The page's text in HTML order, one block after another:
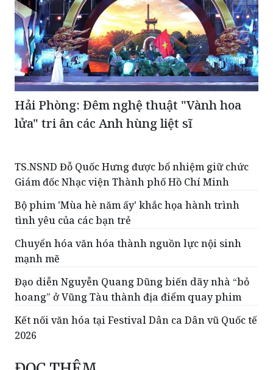
Hải Phòng: Đêm nghệ thuật "Vành hoa
lửa" tri ân các Anh hùng liệt sĩ
TS.NSND Đỗ Quốc Hưng được bổ nhiệm giữ chức
Bộ phim 'Mùa hè năm ấy' khắc họa hành trình
tình yêu của các bạn trẻ
Chuyển hóa văn hóa thành nguồn lực nội sinh
mạnh mẽ
Đạo diễn Nguyễn Quang Dũng biến dãy nhà “bỏ
hoang” ở Vũng Tàu thành địa điểm quay phim
Kết nối văn hóa tại Festival Dân ca Dân vũ Quốc tế
2026
ĐỌC THÊM
Hòa nhạc đặc biệt 'The Symphony of Time'